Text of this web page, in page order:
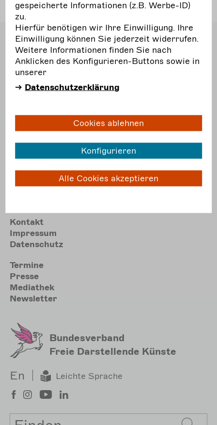
Bundesverband Freie
Darstellende Künste e.V.
Dudenstraße 10
10965 Berlin
030. 51 56 52 5 40
030. 51 56 52 5 56
E post@darstellende-kuenste.de
Hauptnavigation
Aktuelles
Verband
Themen
Campus
Meta
Kontakt
Impressum
Datenschutz
Sekundärmenu
Termine
Presse
Mediathek
Newsletter
Bundesverband
Freie Darstellende Künste
En Leichte Sprache
gespeicherte Informationen (z.B. Werbe-ID)
zu.
Hierfür benötigen wir Ihre Einwilligung. Ihre
Einwilligung können Sie jederzeit widerrufen.
Weitere Informationen finden Sie nach
Anklicken des Konfigurieren-Buttons sowie in
unserer
Datenschutzerklärung
Cookies ablehnen
Konfigurieren
Alle Cookies akzeptieren